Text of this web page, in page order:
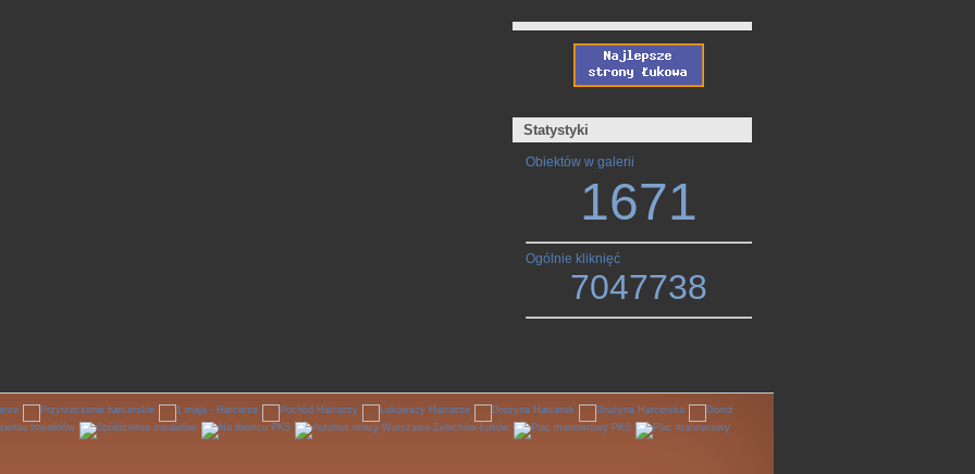
Statystyki
Obiektów w galerii
1671
Ogólnie kliknięć
7047738